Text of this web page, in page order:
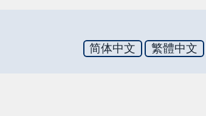
繁體中文
简体中文